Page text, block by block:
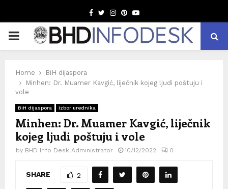
Facebook
TwitterInstagram
Pinterest
Youtube
PRIMARY
Home
BiH dijaspora
Minhen: Dr. Muamer Kavgić, liječnik kojeg ljudi poštuju i
vole
BiH dijaspora Izbor urednika
Minhen: Dr. Muamer Kavgić, liječnik
kojeg ljudi poštuju i vole
by BHD Info Desk Administrator 10/12/2022 0
SHARE 2